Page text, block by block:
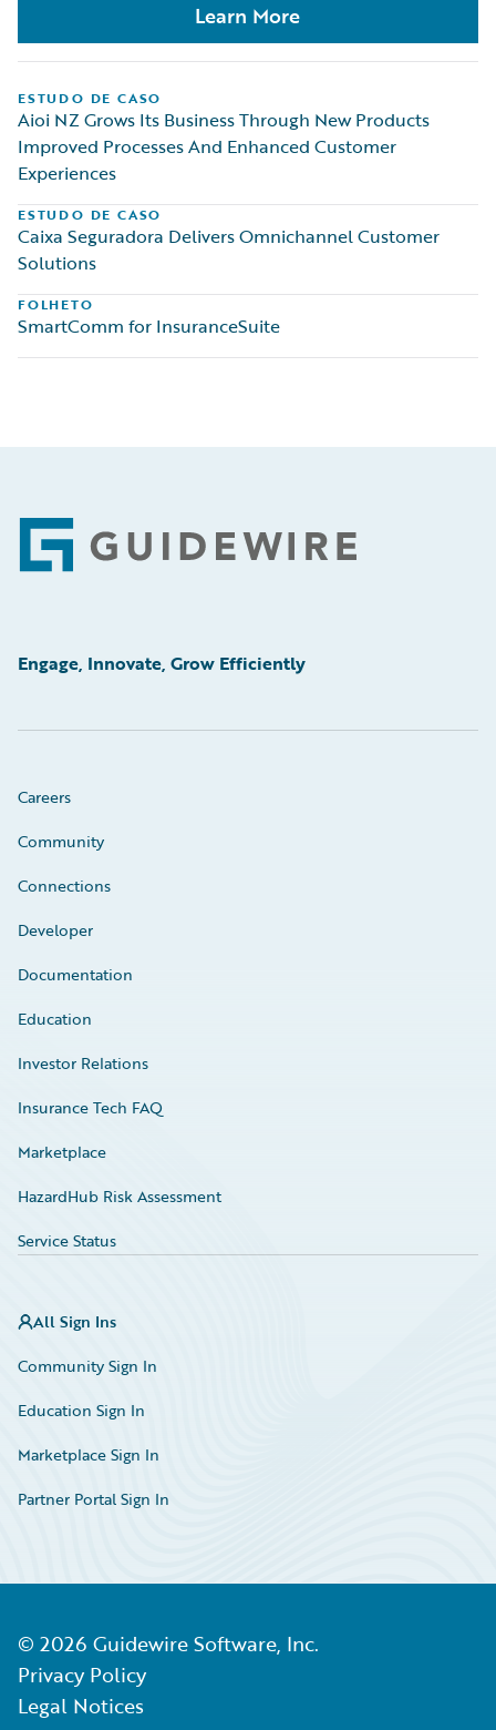
Learn More
ESTUDO DE CASO
Aioi NZ Grows Its Business Through New Products
Improved Processes And Enhanced Customer
Experiences
ESTUDO DE CASO
Caixa Seguradora Delivers Omnichannel Customer
Solutions
FOLHETO
SmartComm for InsuranceSuite
Footer
Engage, Innovate, Grow Efficiently
Careers
Community
Connections
Developer
Documentation
Education
Investor Relations
Insurance Tech FAQ
Marketplace
HazardHub Risk Assessment
Service Status
All Sign Ins
Community Sign In
Education Sign In
Marketplace Sign In
Partner Portal Sign In
© 2026 Guidewire Software, Inc.
Privacy Policy
Legal Notices